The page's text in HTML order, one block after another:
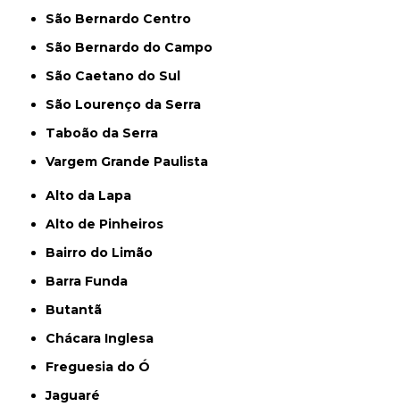
São Bernardo Centro
São Bernardo do Campo
São Caetano do Sul
São Lourenço da Serra
Taboão da Serra
Vargem Grande Paulista
Alto da Lapa
Alto de Pinheiros
Bairro do Limão
Barra Funda
Butantã
Chácara Inglesa
Freguesia do Ó
Jaguaré